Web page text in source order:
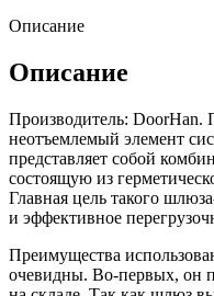
Описание
Описание
Производитель: DoorHan.
неотъемлемый элемент
представляет собой
состоящую из
Главная цель такого
и эффективное
Преимущества
очевидны. Во-первых, он